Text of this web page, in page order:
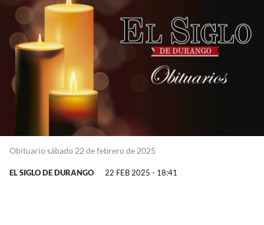
Obituario sábado 22 de febrero de 2025
EL SIGLO DE DURANGO 22 FEB 2025 - 18:41